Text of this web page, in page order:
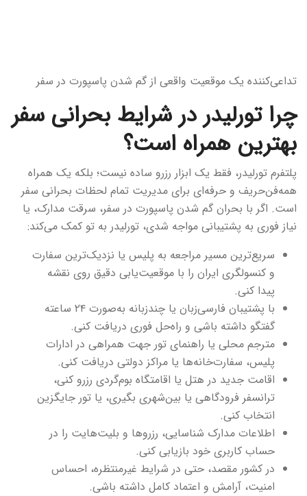
تداعی‌کننده یک موقعیت واقعی از گم شدن پاسپورت در سفر
چرا تورلیدر در شرایط بحرانی سفر
بهترین همراه است؟
پلتفرم تورلیدر، فقط یک ابزار رزرو ساده نیست؛ بلکه یک همراه
همه‌فن‌حریف و حرفه‌ای برای مدیریت تمام لحظات بحرانی سفر
است. اگر با بحران گم شدن پاسپورت در سفر، سرقت مدارک، یا
نیاز فوری به پشتیبانی مواجه شدی، تورلیدر به تو کمک می‌کند:
سریع‌ترین مسیر مراجعه به پلیس یا نزدیک‌ترین سفارت
و کنسولگری ایران را با موقعیت‌یابی دقیق روی نقشه
پیدا کنی.
با پشتیبان فارسی‌زبان یا چندزبانه به‌صورت ۲۴ ساعته
گفتگو داشته باشی و راه‌حل فوری دریافت کنی.
مترجم محلی یا راهنمای تور جهت همراهی در ادارات
پلیس، سفارت‌خانه‌ها یا مراکز دولتی دریافت کنی.
اقامت جدید در هتل یا اقامتگاه بوم‌گردی رزرو کنی،
ترانسفر فرودگاهی یا بین‌شهری بگیری، یا تور جایگزین
انتخاب کنی.
اطلاعات مدارک شناسایی، رزروها و بلیت‌هایت را در
حساب کاربری خود بازیابی کنی.
در کشور مقصد، حتی در شرایط غیرمنتظره، احساس
امنیت، آرامش و اعتماد کامل داشته باشی.